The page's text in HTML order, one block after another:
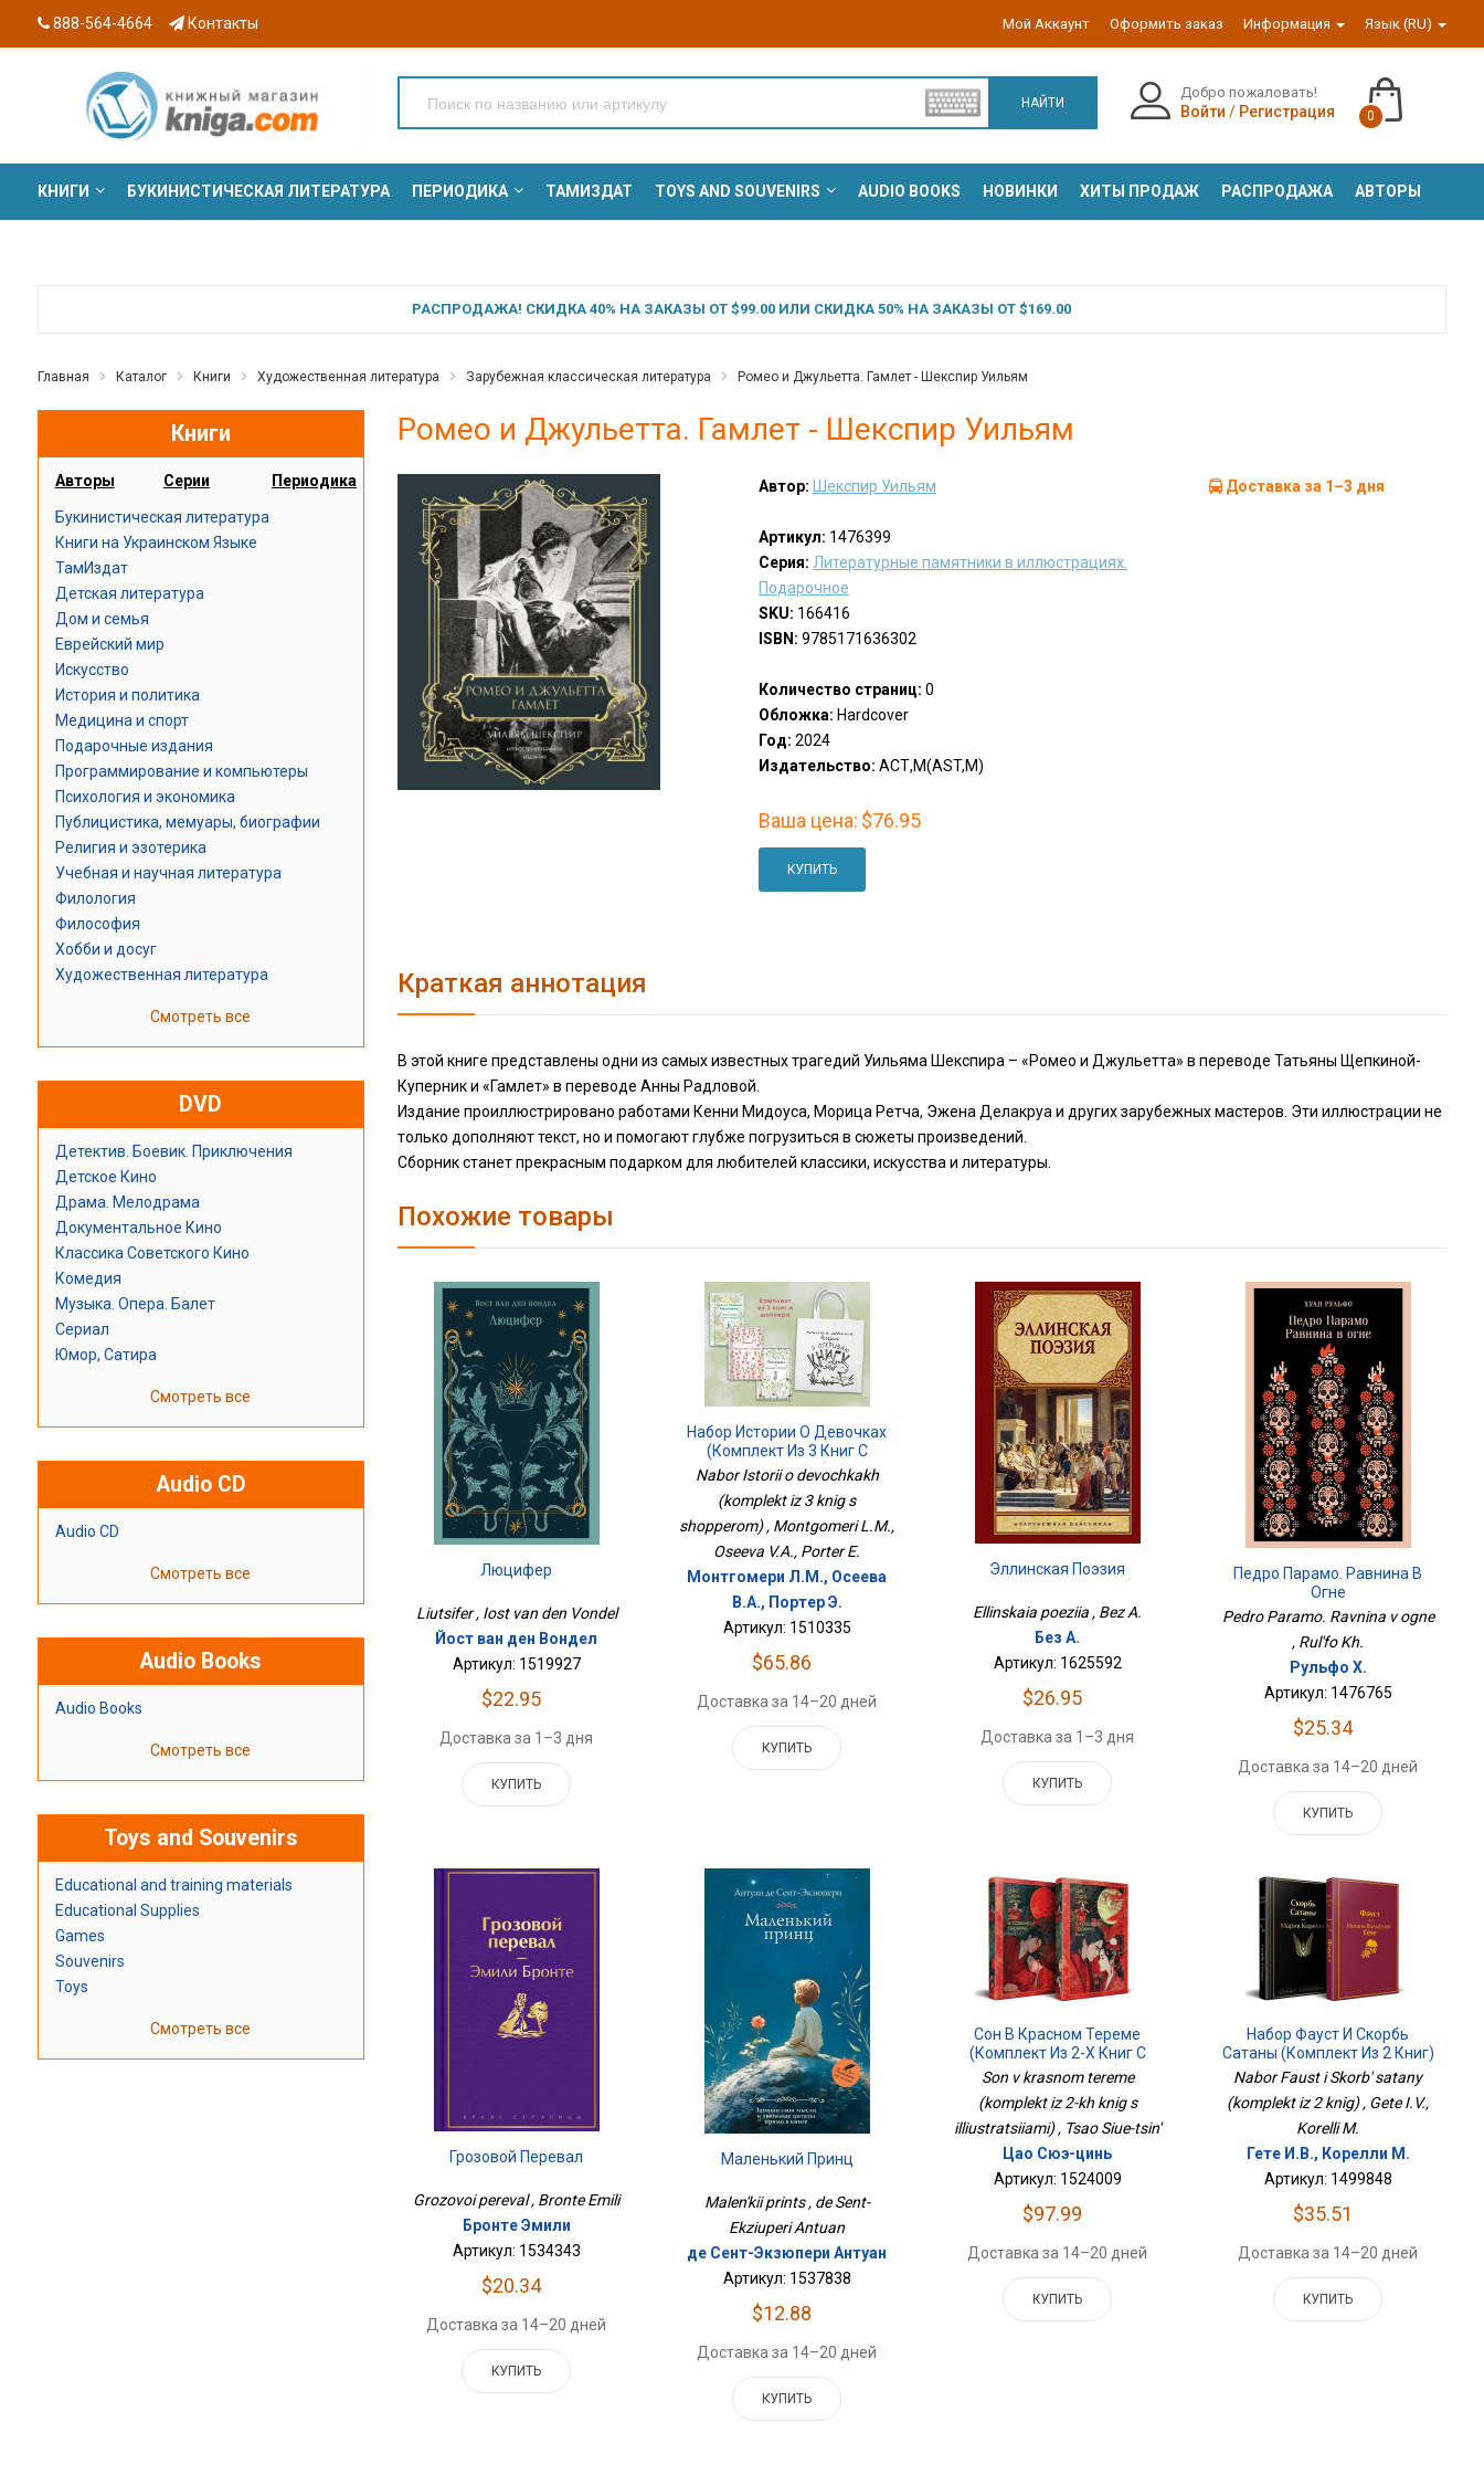
888-564-4664 Контакты Мой Аккаунт Оформить заказ Информация Язык (RU)
НАЙТИ
Добро пожаловать!
Войти / Регистрация 0
КНИГИ БУКИНИСТИЧЕСКАЯ ЛИТЕРАТУРА ПЕРИОДИКА ТАМИЗДАТ TOYS AND SOUVENIRS AUDIO BOOKS НОВИНКИ ХИТЫ ПРОДАЖ РАСПРОДАЖА АВТОРЫ
РАСПРОДАЖА! СКИДКА 40% НА ЗАКАЗЫ ОТ $99.00 ИЛИ СКИДКА 50% НА ЗАКАЗЫ ОТ $169.00
Главная Каталог Книги Художественная литература Зарубежная классическая литература Ромео и Джульетта. Гамлет - Шекспир Уильям
Книги
Авторы Серии Периодика
Букинистическая литература
Книги на Украинском Языке
ТамИздат
Детская литература
Дом и семья
Еврейский мир
Искусство
История и политика
Медицина и спорт
Подарочные издания
Программирование и компьютеры
Психология и экономика
Публицистика, мемуары, биографии
Религия и эзотерика
Учебная и научная литература
Филология
Философия
Хобби и досуг
Художественная литература
Смотреть все
DVD
Детектив. Боевик. Приключения
Детское Кино
Драма. Мелодрама
Документальное Кино
Классика Советского Кино
Комедия
Музыка. Опера. Балет
Сериал
Юмор, Сатира
Смотреть все
Audio CD
Audio CD
Смотреть все
Audio Books
Audio Books
Смотреть все
Toys and Souvenirs
Educational and training materials
Educational Supplies
Games
Souvenirs
Toys
Смотреть все
Ромео и Джульетта. Гамлет - Шекспир Уильям
Автор: Шекспир Уильям
Артикул: 1476399
Серия: Литературные памятники в иллюстрациях.
Подарочное
SKU: 166416
ISBN: 9785171636302
Количество страниц: 0
Обложка: Hardcover
Год: 2024
Издательство: АСТ,М(AST,M)
Ваша цена: $76.95
КУПИТЬ
Доставка за 1–3 дня
Краткая аннотация
В этой книге представлены одни из самых известных трагедий Уильяма Шекспира – «Ромео и Джульетта» в переводе Татьяны Щепкиной-
Куперник и «Гамлет» в переводе Анны Радловой.
Издание проиллюстрировано работами Кенни Мидоуса, Морица Ретча, Эжена Делакруа и других зарубежных мастеров. Эти иллюстрации не
только дополняют текст, но и помогают глубже погрузиться в сюжеты произведений.
Сборник станет прекрасным подарком для любителей классики, искусства и литературы.
Похожие товары
Люцифер
Liutsifer , Iost van den Vondel
Йост ван ден Вондел
Артикул: 1519927
$22.95
Доставка за 1–3 дня
КУПИТЬ
Набор Истории О Девочках
(комплект Из 3 Книг С
Шоппером)
Nabor Istorii o devochkakh
(komplekt iz 3 knig s
shopperom) , Montgomeri L.M.,
Oseeva V.A., Porter E.
Монтгомери Л.М., Осеева
В.А., Портер Э.
Артикул: 1510335
$65.86
Доставка за 14–20 дней
КУПИТЬ
Эллинская Поэзия
Ellinskaia poeziia , Bez A.
Без А.
Артикул: 1625592
$26.95
Доставка за 1–3 дня
КУПИТЬ
Педро Парамо. Равнина В
Огне
Pedro Paramo. Ravnina v ogne
, Rul'fo Kh.
Рульфо Х.
Артикул: 1476765
$25.34
Доставка за 14–20 дней
КУПИТЬ
Грозовой Перевал
Grozovoi pereval , Bronte Emili
Бронте Эмили
Артикул: 1534343
$20.34
Доставка за 14–20 дней
КУПИТЬ
Маленький Принц
Malen'kii prints , de Sent-
Ekziuperi Antuan
де Сент-Экзюпери Антуан
Артикул: 1537838
$12.88
Доставка за 14–20 дней
КУПИТЬ
Сон В Красном Тереме
(комплект Из 2-Х Книг С
Иллюстрациями)
Son v krasnom tereme
(komplekt iz 2-kh knig s
illiustratsiiami) , Tsao Siue-tsin'
Цао Сюэ-цинь
Артикул: 1524009
$97.99
Доставка за 14–20 дней
КУПИТЬ
Набор Фауст И Скорбь
Сатаны (комплект Из 2 Книг)
Nabor Faust i Skorb' satany
(komplekt iz 2 knig) , Gete I.V.,
Korelli M.
Гете И.В., Корелли М.
Артикул: 1499848
$35.51
Доставка за 14–20 дней
КУПИТЬ